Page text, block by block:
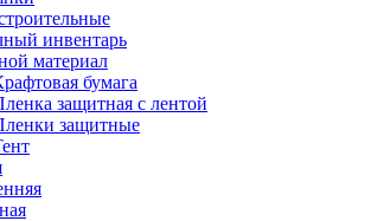
инвентарь
материал
бумага
защитная с лентой
защитные